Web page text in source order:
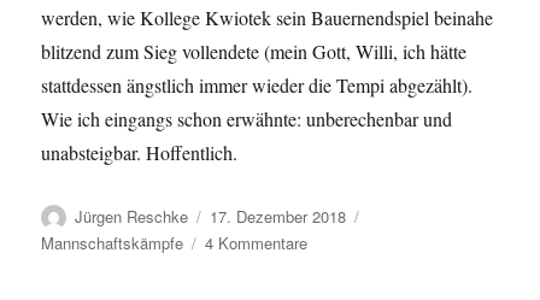
werden, wie Kollege Kwiotek sein Bauernendspiel beinahe
blitzend zum Sieg vollendete (mein Gott, Willi, ich hätte
stattdessen ängstlich immer wieder die Tempi abgezählt).
Wie ich eingangs schon erwähnte: unberechenbar und
unabsteigbar. Hoffentlich.
Autor
Jürgen Reschke
Veröffentlicht
am
17. Dezember 2018
Mannschaftskämpfe
4 Kommentarezu